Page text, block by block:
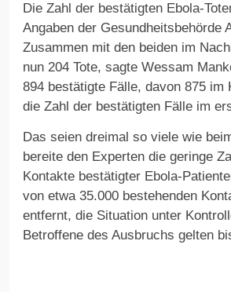
Die Zahl der bestätigten Ebola-
Angaben der Gesundheitsbehörde
Zusammen mit den beiden im
nun 204 Tote, sagte Wessam
894 bestätigte Fälle, davon 875 im
die Zahl der bestätigten Fälle im
Das seien dreimal so viele wie
bereite den Experten die geringe
Kontakte bestätigter Ebola-
von etwa 35.000 bestehenden
entfernt, die Situation unter
Betroffene des Ausbruchs gelten